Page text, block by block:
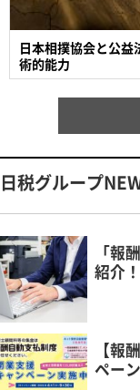
日本相撲協会と公益
術的能力
日税グループ
「報
紹介
【報
ペー